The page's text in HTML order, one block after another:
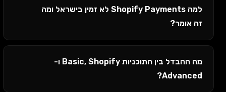
למה Shopify Payments לא זמין בישראל ומה
זה אומר?
מה ההבדל בין התוכניות Basic, Shopify ו-
Advanced?